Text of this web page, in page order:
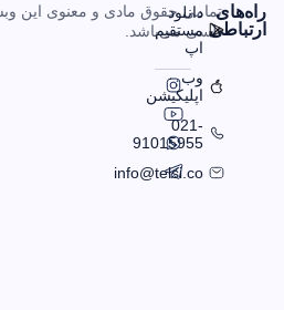
را‌ه‌های
ارتباطی
دانلود
مستقیم
اپ
وب
اپلیکیشن
021-
91015955
info@telsi.co
تمامی حقوق مادی و معنوی این
تلسی می‌باشد.